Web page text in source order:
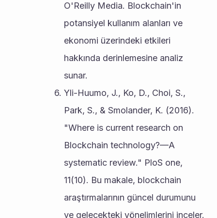
O'Reilly Media. Blockchain'in
potansiyel kullanım alanları ve
ekonomi üzerindeki etkileri
hakkında derinlemesine analiz
sunar.
Yli-Huumo, J., Ko, D., Choi, S.,
Park, S., & Smolander, K. (2016).
"Where is current research on
Blockchain technology?—A
systematic review." PloS one,
11(10). Bu makale, blockchain
araştırmalarının güncel durumunu
ve gelecekteki yönelimlerini inceler.